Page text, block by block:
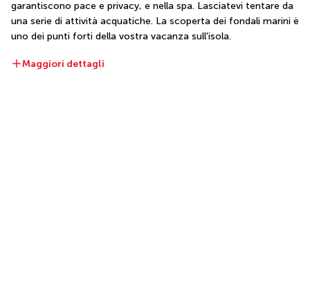
garantiscono pace e privacy, e nella spa. Lasciatevi tentare da
una serie di attività acquatiche. La scoperta dei fondali marini è
uno dei punti forti della vostra vacanza sull'isola.
Maggiori dettagli